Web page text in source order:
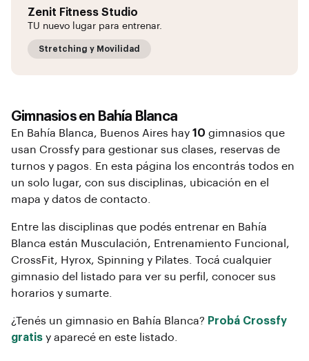
Zenit Fitness Studio
TU nuevo lugar para entrenar.
Stretching y Movilidad
Gimnasios en Bahía Blanca
En Bahía Blanca, Buenos Aires hay 10 gimnasios que
usan Crossfy para gestionar sus clases, reservas de
turnos y pagos. En esta página los encontrás todos en
un solo lugar, con sus disciplinas, ubicación en el
mapa y datos de contacto.
Entre las disciplinas que podés entrenar en Bahía
Blanca están Musculación, Entrenamiento Funcional,
CrossFit, Hyrox, Spinning y Pilates . Tocá cualquier
gimnasio del listado para ver su perfil, conocer sus
horarios y sumarte.
¿Tenés un gimnasio en Bahía Blanca? Probá Crossfy
gratis y aparecé en este listado.